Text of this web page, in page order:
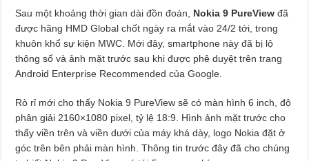
Sau một khoảng thời gian dài đồn đoán, Nokia 9 PureView đã
được hãng HMD Global chốt ngày ra mắt vào 24/2 tới, trong
khuôn khổ sự kiện MWC. Mới đây, smartphone này đã bị lộ
thông số và ảnh mặt trước sau khi được phê duyệt trên trang
Android Enterprise Recommended của Google.
Rò rỉ mới cho thấy Nokia 9 PureView sẽ có màn hình 6 inch, độ
phân giải 2160×1080 pixel, tỷ lệ 18:9. Hình ảnh mặt trước cho
thấy viền trên và viền dưới của máy khá dày, logo Nokia đặt ở
góc trên bên phải màn hình. Thông tin trước đây đã cho chúng